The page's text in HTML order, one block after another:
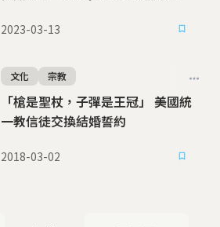
2023-03-13
「槍是聖杖，子彈是王冠」 美國統
一教信徒交換結婚誓約
文化 宗教
2018-03-02